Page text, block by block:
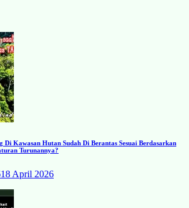
Di Kawasan Hutan Sudah Di Berantas Sesuai Berdasarkan
Turunannya?
18 April 2026